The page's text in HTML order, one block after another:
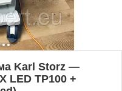
Karl Storz —
LED TP100 +